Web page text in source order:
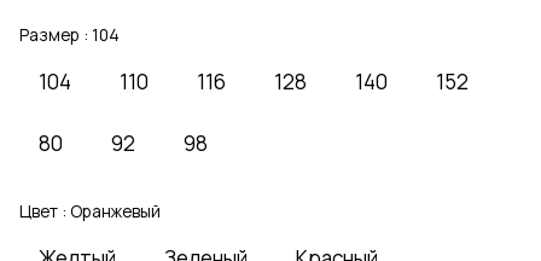
Размер : 104
104 110 116 128 140 152
80 92 98
Цвет : Оранжевый